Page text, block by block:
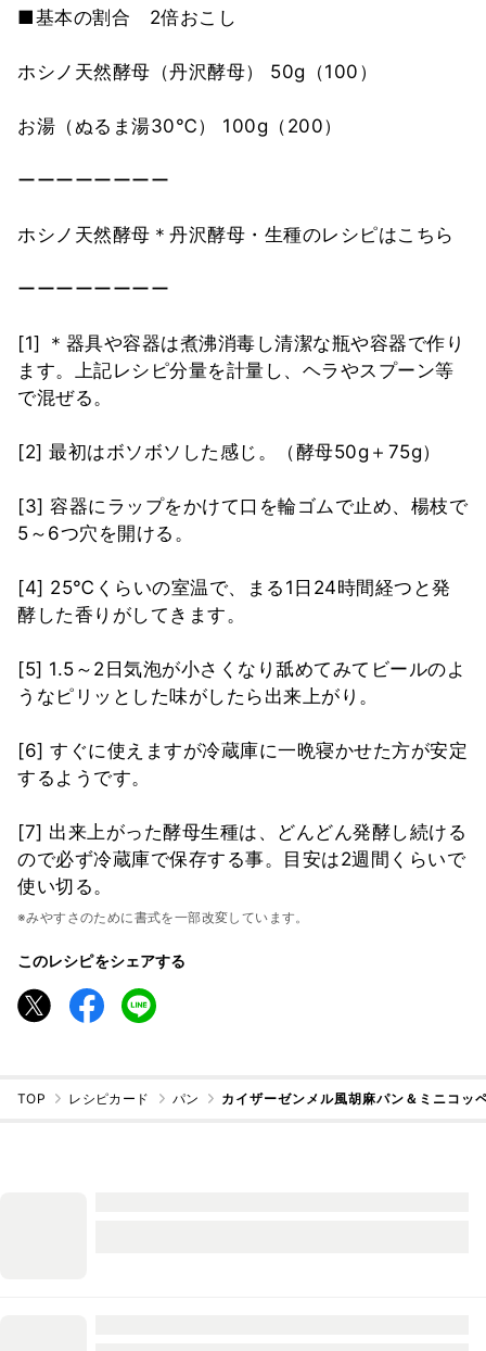
■基本の割合 2倍おこし
ホシノ天然酵母（丹沢酵母） 50g（100）
お湯（ぬるま湯30℃） 100g（200）
ーーーーーーーー
ホシノ天然酵母＊丹沢酵母・生種のレシピはこちら
ーーーーーーーー
[1] ＊器具や容器は煮沸消毒し清潔な瓶や容器で作り
ます。上記レシピ分量を計量し、ヘラやスプーン等
で混ぜる。
[2] 最初はボソボソした感じ。（酵母50g＋75g）
[3] 容器にラップをかけて口を輪ゴムで止め、楊枝で
5～6つ穴を開ける。
[4] 25℃くらいの室温で、まる1日24時間経つと発
酵した香りがしてきます。
[5] 1.5～2日気泡が小さくなり舐めてみてビールのよ
うなピリッとした味がしたら出来上がり。
[6] すぐに使えますが冷蔵庫に一晩寝かせた方が安定
するようです。
[7] 出来上がった酵母生種は、どんどん発酵し続ける
ので必ず冷蔵庫で保存する事。目安は2週間くらいで
使い切る。
※みやすさのために書式を一部改変しています。
このレシピをシェアする
TOP レシピカード パン カイザーゼンメル風胡麻パン＆ミニコッ